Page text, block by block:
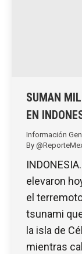
SUMAN
EN
Información
By
elevaron
el
tsunami
la isla de
mientras